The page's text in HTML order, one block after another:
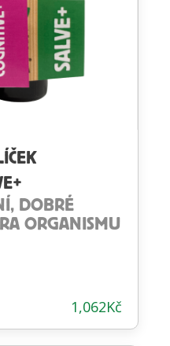
DOBRÉ
ORGANISMU
1,062Kč